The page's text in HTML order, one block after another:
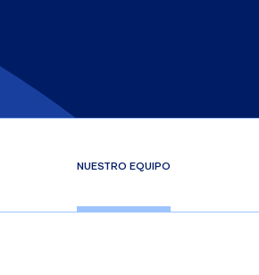
NUESTRO EQUIPO